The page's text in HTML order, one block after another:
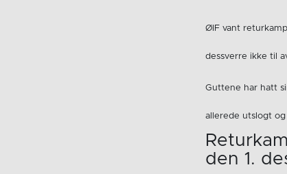
ØIF vant
dessverre ikke til
Guttene har hatt
allerede utslogt og
den 1.